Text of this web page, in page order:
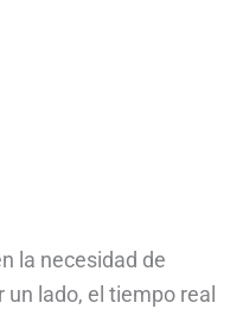
la necesidad de
lado, el tiempo real